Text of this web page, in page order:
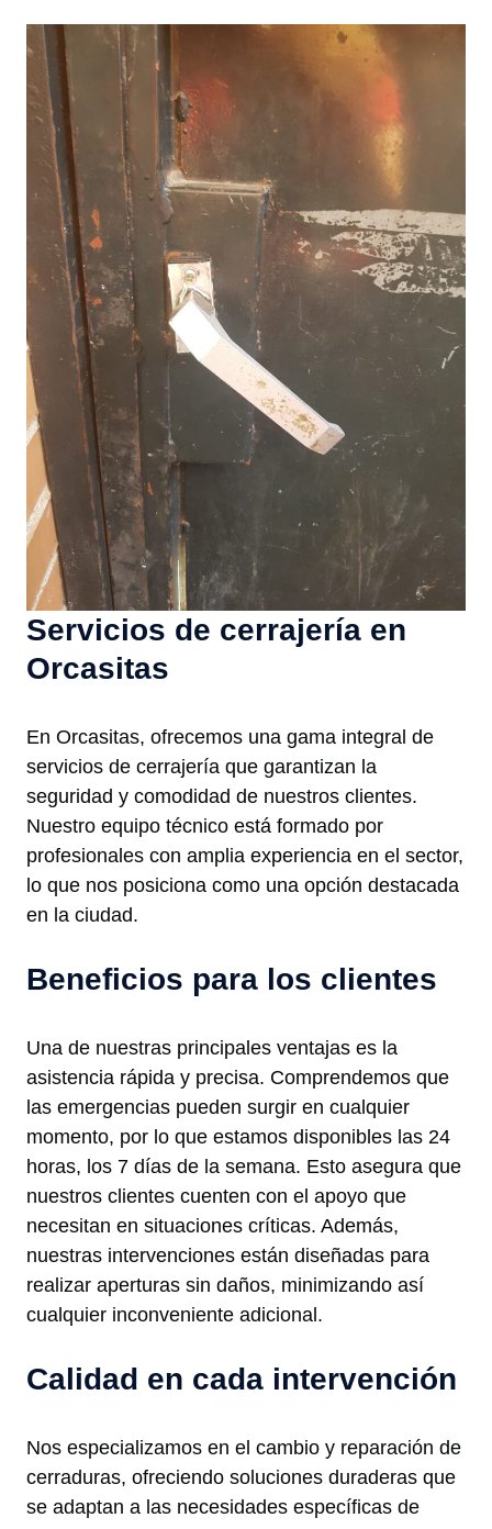
Servicios de cerrajería en
Orcasitas
En Orcasitas, ofrecemos una gama integral de
servicios de cerrajería que garantizan la
seguridad y comodidad de nuestros clientes.
Nuestro equipo técnico está formado por
profesionales con amplia experiencia en el sector,
lo que nos posiciona como una opción destacada
en la ciudad.
Beneficios para los clientes
Una de nuestras principales ventajas es la
asistencia rápida y precisa. Comprendemos que
las emergencias pueden surgir en cualquier
momento, por lo que estamos disponibles las 24
horas, los 7 días de la semana. Esto asegura que
nuestros clientes cuenten con el apoyo que
necesitan en situaciones críticas. Además,
nuestras intervenciones están diseñadas para
realizar aperturas sin daños, minimizando así
cualquier inconveniente adicional.
Calidad en cada intervención
Nos especializamos en el cambio y reparación de
cerraduras, ofreciendo soluciones duraderas que
se adaptan a las necesidades específicas de